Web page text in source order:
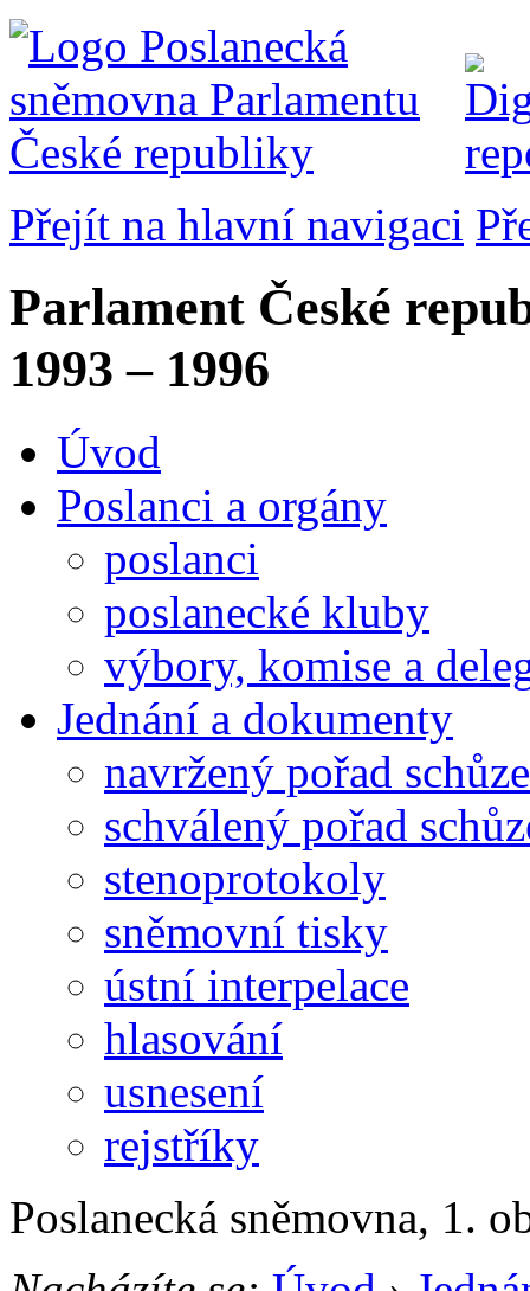
Přejít na hlavní navigaci
Parlament České
1993 – 1996
Úvod
Poslanci a orgány
poslanci
poslanecké kluby
výbory, komise a
Jednání a dokumenty
navržený pořad schůze
schválený pořad
stenoprotokoly
sněmovní tisky
ústní interpelace
hlasování
usnesení
rejstříky
Poslanecká sněmovna, 1.